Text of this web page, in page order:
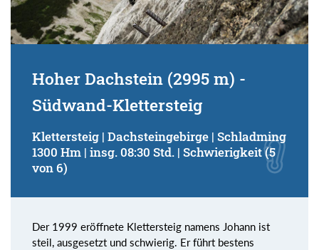
Hoher Dachstein (2995 m) -
Südwand-Klettersteig
Klettersteig | Dachsteingebirge | Schladming
1300 Hm | insg. 08:30 Std. | Schwierigkeit (5
von 6)
Der 1999 eröffnete Klettersteig namens Johann ist
steil, ausgesetzt und schwierig. Er führt bestens